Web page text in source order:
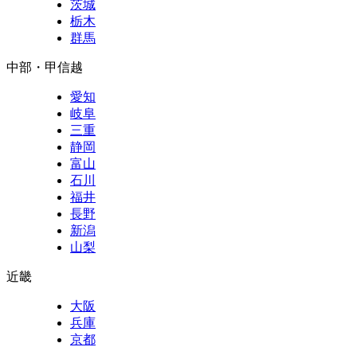
茨城
栃木
群馬
中部・甲信越
愛知
岐阜
三重
静岡
富山
石川
福井
長野
新潟
山梨
近畿
大阪
兵庫
京都